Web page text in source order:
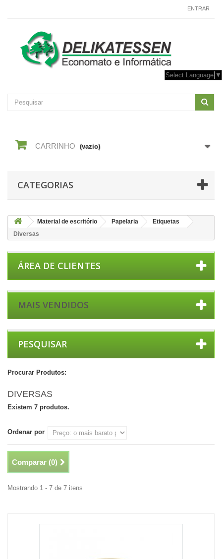
ENTRAR
Select Language ▼
CARRINHO (vazio)
CATEGORIAS
Material de escritório Papelaria
Etiquetas
Diversas
ÁREA DE CLIENTES
MAIS VENDIDOS
PESQUISAR
Procurar Produtos:
DIVERSAS
Existem 7 produtos.
Ordenar por
Comparar (0)
Mostrando 1 - 7 de 7 itens